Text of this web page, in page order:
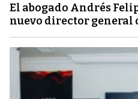
El abogado Andrés
nuevo director general